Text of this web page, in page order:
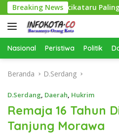
Langsung
ke
konten
Breaking News
Perkimcikataru Paling Buruk,
Nasional Peristiwa Politik
Beranda D.Serdang
D.Serdang, Daerah, Hukrim
Remaja 16 Tahun
Tanjung Morawa